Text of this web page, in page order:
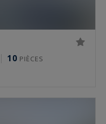
10 PIÈCES